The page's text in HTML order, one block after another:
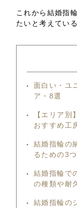
これから結婚指
たいと考えてい
面白い・ユ
ア・8選
【エリア
おすすめ工
結婚指輪の
るための3
結婚指輪で
の種類や耐
結婚指輪の